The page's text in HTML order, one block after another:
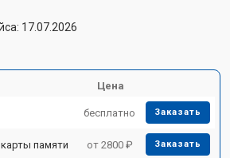
17.07.2026
Цена
бесплатно Заказать
памяти от 2800 ₽ Заказать